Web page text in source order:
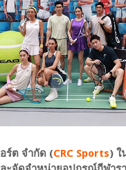
ร์ต จำกัด (CRC Sports) ใ